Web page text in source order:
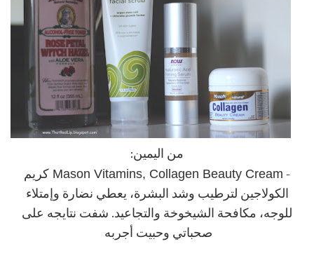
من اليمين:
-
Mason Vitamins, Collagen Beauty Cream كريم
الكولاجين لترطيب وشد البشرة، يعطي نضارة وإمتلاء
للوجه، مكافحة الشيخوخة والتجاعيد. شفت نتايجه على
صحباتي وحبيت أجربه